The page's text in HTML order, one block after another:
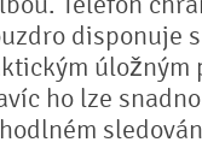
disponuje
úložným
ho lze